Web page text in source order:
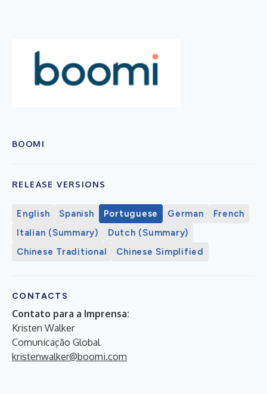
BOOMI
RELEASE VERSIONS
English Spanish Portuguese German
French
Italian (Summary)
Dutch (Summary)
Chinese Traditional
Chinese Simplified
CONTACTS
Contato para a Imprensa:
Kristen Walker
Comunicação Global
kristenwalker@boomi.com